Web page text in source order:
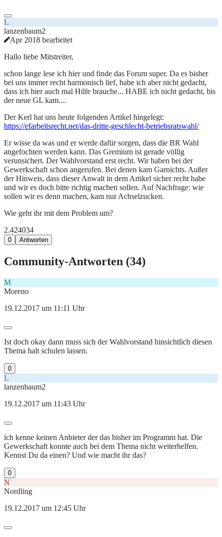
L
lanzenbaum2
Apr 2018 bearbeitet
Hallo liebe Mitstreiter,
schon lange lese ich hier und finde das Forum super. Da es bisher
bei uns immer recht harmonisch lief, habe ich aber nicht gedacht,
dass ich hier auch mal Hilfe brauche... HABE ich nicht gedacht, bis
der neue GL kam....
Der Kerl hat uns heute folgenden Artikel hingelegt:
https://efarbeitsrecht.net/das-dritte-geschlecht-betriebsratswahl/
Er wisse da was und er werde dafür sorgen, dass die BR Wahl
angefochten werden kann. Das Gremium ist gerade völlig
verunsichert. Der Wahlvorstand erst recht. Wir haben bei der
Gewerkschaft schon angerufen. Bei denen kam Garnichts. Außer
der Hinweis, dass dieser Anwalt in dem Artikel sicher recht habe
und wir es doch bitte richtig machen sollen. Auf Nachfrage: wie
sollen wir es denn machen, kam nur Achselzucken.
Wie geht ihr mit dem Problem um?
2.424034
0 Antworten
Community-Antworten (34)
M
Moreno
19.12.2017 um 11:11 Uhr
Ist doch okay dann muss sich der Wahlvorstand hinsichtlich diesen
Thema halt schulen lassen.
0
L
lanzenbaum2
19.12.2017 um 11:43 Uhr
ich kenne keinen Anbieter der das bisher im Programm hat. Die
Gewerkschaft konnte auch bei dem Thema nicht weiterhelfen.
Kennst Du da einen? Und wie macht ihr das?
0
N
Nordling
19.12.2017 um 12:45 Uhr